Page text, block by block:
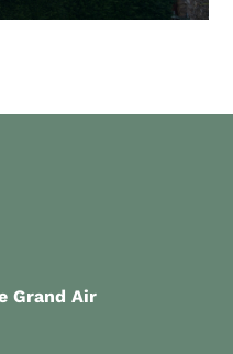
Grand Air